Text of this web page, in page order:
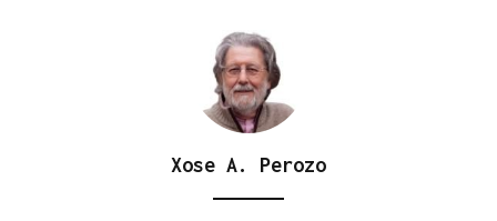
Xose A. Perozo